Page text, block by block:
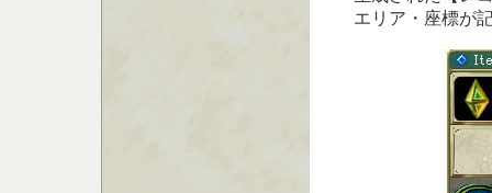
エリア・座標が